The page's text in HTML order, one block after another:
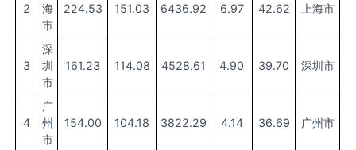
2
海
市
224.53 151.03 6436.92 6.97 42.62 上海市
3
深
圳
市
161.23 114.08 4528.61 4.90 39.70 深圳市
4
广
州
市
154.00 104.18 3822.29 4.14 36.69 广州市